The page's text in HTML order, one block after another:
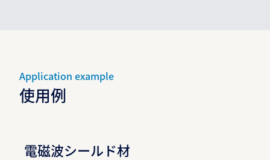
Application example
使用例
電磁波シールド材